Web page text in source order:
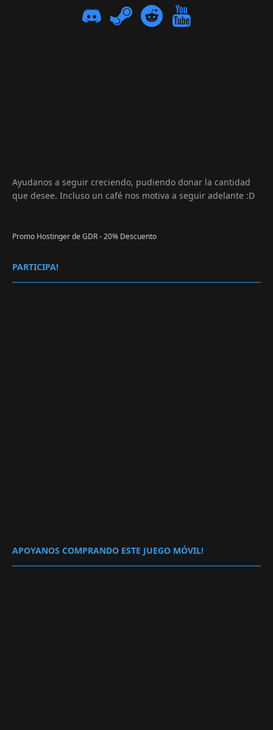
Ayudanos a seguir creciendo, pudiendo donar la cantidad
que desee. Incluso un café nos motiva a seguir adelante :D
Promo Hostinger de GDR - 20% Descuento
PARTICIPA!
APOYANOS COMPRANDO ESTE JUEGO MÓVIL!